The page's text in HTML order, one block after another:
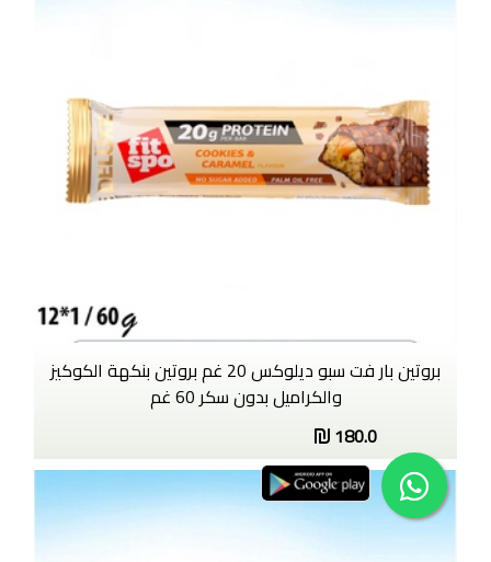
بروتين بار فت سبو ديلوكس 20 غم بروتين بنكهة الكوكيز
والكراميل بدون سكر 60 غم
180.0